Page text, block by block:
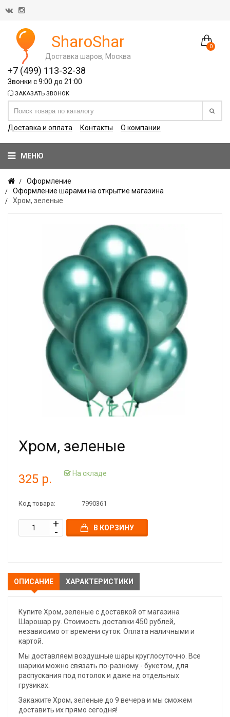
0
SharoShar
Доставка шаров, Москва
+7 (499) 113-32-38
Звонки с 9:00 до 21:00
ЗАКАЗАТЬ ЗВОНОК
Доставка и оплата Контакты О компании
МЕНЮ
Оформление
Оформление шарами на открытие магазина
Хром, зеленые
Хром, зеленые
325 р. На складе
Код товара: 7990361
В КОРЗИНУ
ОПИСАНИЕ ХАРАКТЕРИСТИКИ
Купите Хром, зеленые с доставкой от магазина
Шарошар.ру. Стоимость доставки 450 рублей,
независимо от времени суток. Оплата наличными и
картой.
Мы доставляем воздушные шары круглосуточно. Все
шарики можно связать по-разному - букетом, для
распускания под потолок и даже на отдельных
грузиках.
Закажите Хром, зеленые до 9 вечера и мы сможем
доставить их прямо сегодня!